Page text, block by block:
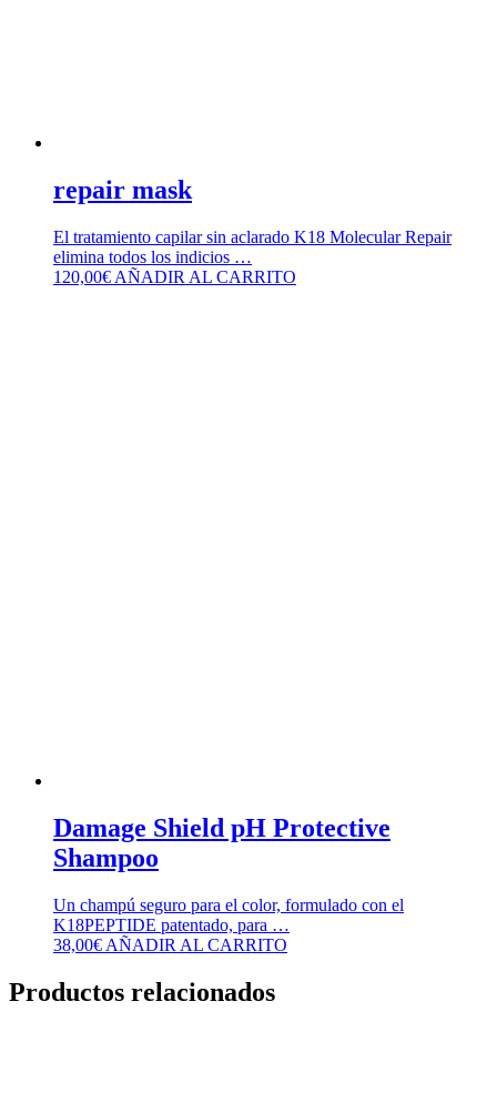
repair mask
El tratamiento capilar sin aclarado K18 Molecular Repair
elimina todos los indicios …
120,00€ AÑADIR AL CARRITO
Damage Shield pH Protective
Shampoo
Un champú seguro para el color, formulado con el
K18PEPTIDE patentado, para …
38,00€ AÑADIR AL CARRITO
Productos relacionados